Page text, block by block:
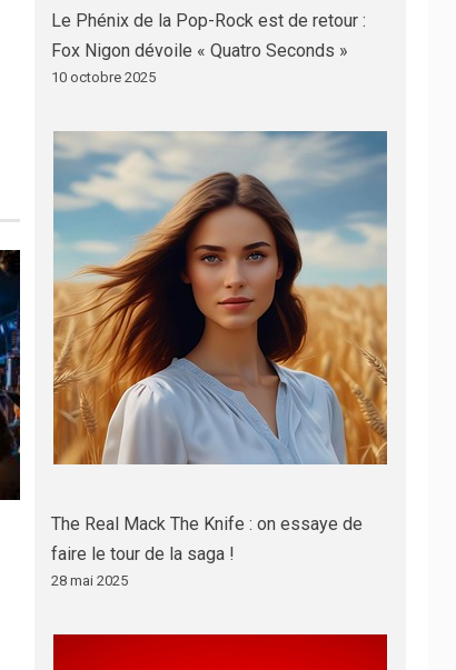
Le Phénix de la Pop-Rock est de retour :
Fox Nigon dévoile « Quatro Seconds »
10 octobre 2025
The Real Mack The Knife : on essaye de
faire le tour de la saga !
28 mai 2025